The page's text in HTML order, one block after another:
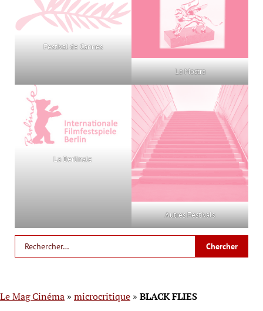
Festival de Cannes
La Mostra
La Berlinale
Autres Festivals
Le Mag Cinéma » microcritique » BLACK FLIES